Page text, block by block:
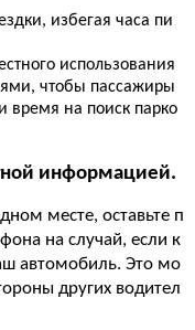
избегая часа пи
использования
чтобы пассажиры
время на поиск парко
информацией.
месте, оставьте п
на случай, если к
автомобиль. Это мо
других водител